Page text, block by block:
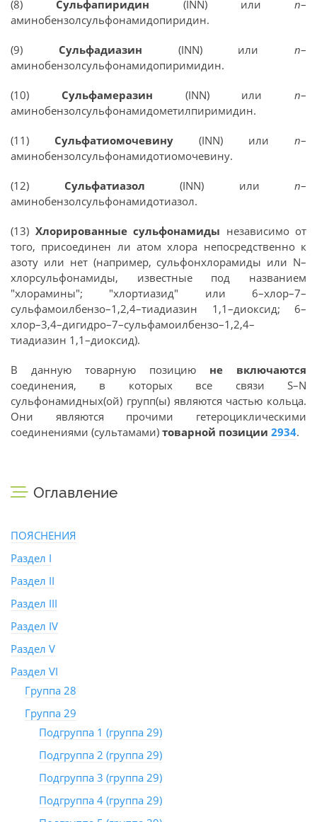
(8) Сульфапиридин (INN) или п–
аминобензолсульфонамидопиридин.
(9) Сульфадиазин (INN) или п–
аминобензолсульфонамидопиримидин.
(10) Сульфамеразин (INN) или п–
аминобензолсульфонамидометилпиримидин.
(11) Сульфатиомочевину (INN) или п–
аминобензолсульфонамидотиомочевину.
(12) Сульфатиазол (INN) или п–
аминобензолсульфонамидотиазол.
(13) Хлорированные сульфонамиды независимо от
того, присоединен ли атом хлора непосредственно к
азоту или нет (например, сульфонхлорамиды или N–
хлорсульфонамиды, известные под названием
"хлорамины"; "хлортиазид" или 6–хлор–7–
сульфамоилбензо–1,2,4–тиадиазин 1,1–диоксид; 6–
хлор–3,4–дигидро–7–сульфамоилбензо–1,2,4–
тиадиазин 1,1–диоксид).
В данную товарную позицию не включаются
соединения, в которых все связи S–N
сульфонамидных(ой) групп(ы) являются частью кольца.
Они являются прочими гетероциклическими
соединениями (сультамами) товарной позиции 2934.
Оглавление
ПОЯСНЕНИЯ
Раздел I
Раздел II
Раздел III
Раздел IV
Раздел V
Раздел VI
Группа 28
Группа 29
Подгруппа 1 (группа 29)
Подгруппа 2 (группа 29)
Подгруппа 3 (группа 29)
Подгруппа 4 (группа 29)